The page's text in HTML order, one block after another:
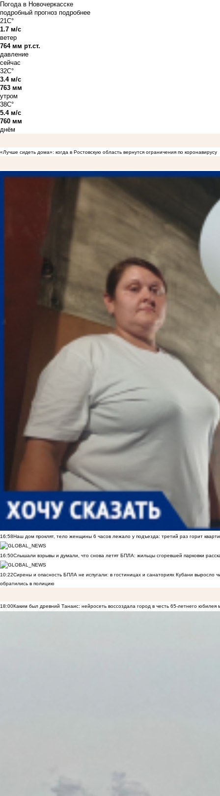
Погода в Новочеркасске
подробный прогноз подробнее
21C°
1.7 м/с
ветер
764 мм рт.ст.
давление
сейчас
32C°
3.4 м/с
763 мм
утром
38C°
5.4 м/с
760 мм
днём
«Лучше сидеть дома»: когда в Ростовскую область вернутся ограничения по коронавирусу
16:58Наш дом проклят, тело женщины 6 часов лежало у подъезда: третий раз горит
16:50Слышали взрывы и думали, что снова летят БПЛА: жильцы сгоревшей парковки
10:22Сирены и опасность БПЛА не испугали: в гостиницах и санаториях Кубани выросло
обратились в полицию
18:00Каким был древний Танаис: нейросеть воссоздала город в честь 65-летнего юбилея